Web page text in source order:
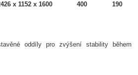
x 1152 x 1600 400 190
oddíly pro zvýšení stability během